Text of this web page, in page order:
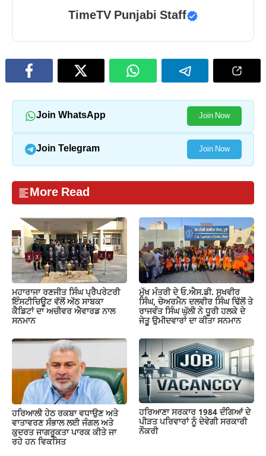
TimeTV Punjabi Staff
Join WhatsApp Join Now
Join Telegram Join Now
More Read
ਮਹਾਰਾਜਾ ਰਣਜੀਤ ਸਿੰਘ ਪ੍ਰੈਪਰੇਟਰੀ
ਇੰਸਟੀਚਿਊਟ ਵੱਲੋਂ ਅੱਠ ਸਾਬਕਾ
ਕੈਡਿਟਾਂ ਦਾ ਅਚੀਵਰ ਐਵਾਰਡ ਨਾਲ
ਸਨਮਾਨ
ਮੁੱਖ ਮੰਤਰੀ ਦੇ ਓ.ਐਸ.ਡੀ. ਸੁਖਵੀਰ
ਸਿੰਘ, ਚੇਅਰਮੈਨ ਦਲਵੀਰ ਸਿੰਘ ਢਿੱਲੋਂ ਤੇ
ਰਾਜਵੰਤ ਸਿੰਘ ਘੁੱਲੀ ਨੇ ਧੂਰੀ ਹਲਕੇ ਦੇ
ਜੇਤੂ ਉਮੀਦਵਾਰਾਂ ਦਾ ਕੀਤਾ ਸਨਮਾਨ
ਹਰਿਆਲੀ ਹੇਠ ਰਕਬਾ ਵਧਾਉਣ ਅਤੇ
ਵਾਤਾਵਰਣ ਸੰਭਾਲ ਲਈ ਜੰਗਲ ਅਤੇ
ਕੁਦਰਤ ਜਾਗਰੂਕਤਾ ਪਾਰਕ ਕੀਤੇ ਜਾ
ਰਹੇ ਹਨ ਵਿਕਸਿਤ
ਹਰਿਆਣਾ ਸਰਕਾਰ 1984 ਦੰਗਿਆਂ ਦੇ
ਪੀੜਤ ਪਰਿਵਾਰਾਂ ਨੂੰ ਦੇਵੇਗੀ ਸਰਕਾਰੀ
ਨੌਕਰੀ